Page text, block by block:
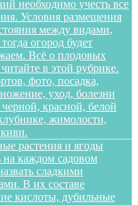
необходимо учесть все
Условия размещения
между видами,
огород будет
Всё о плодовых
в этой рубрике.
фото, посадка,
уход, болезни
красной, белой
жимолости,
растения и ягоды
на каждом садовом
сладкими
В их составе
кислоты, дубильные